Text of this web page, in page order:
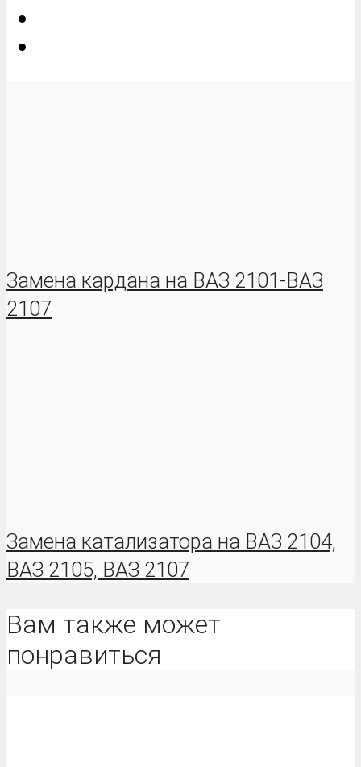
Замена кардана на ВАЗ 2101-ВАЗ
2107
Замена катализатора на ВАЗ 2104,
ВАЗ 2105, ВАЗ 2107
Вам также может
понравиться